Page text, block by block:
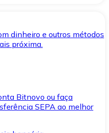
dinheiro e outros métodos
próxima.
Bitnovo ou faça
SEPA ao melhor